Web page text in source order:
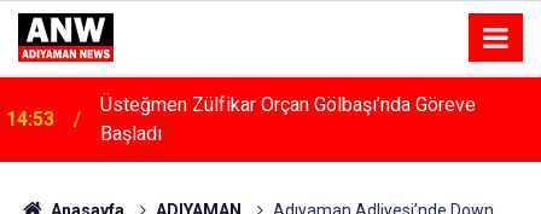
14:48 Menfeze Çarpan Araç Sürücüsü Yaralandı